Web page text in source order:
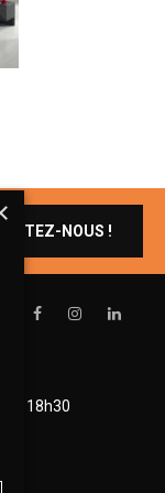
NOUS !
à 18h30